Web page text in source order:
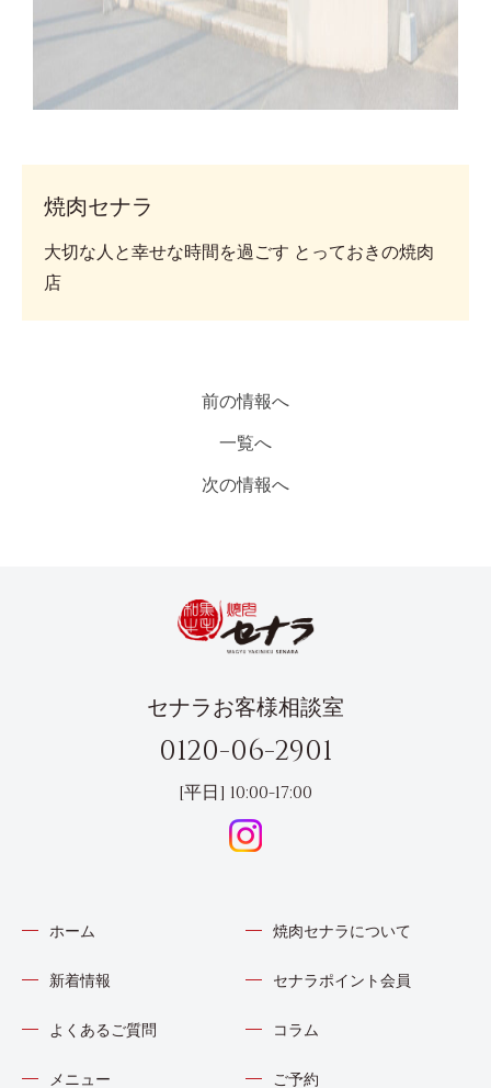
焼肉セナラ
大切な人と幸せな時間を過ごす とっておきの焼肉
店
前の情報へ
一覧へ
次の情報へ
セナラお客様相談室
0120-06-2901
[平日] 10:00-17:00
ホーム 焼肉セナラについて
新着情報 セナラポイント会員
よくあるご質問 コラム
メニュー ご予約